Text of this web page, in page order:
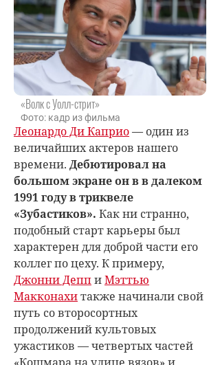
«Волк с Уолл-стрит»
Фото: кадр из фильма
Леонардо Ди Каприо— один из
величайших актеров нашего
времени. Дебютировал на
большом экране он в в далеком
1991 году в триквеле
«Зубастиков». Как ни странно,
подобный старт карьеры был
характерен для доброй части его
коллег по цеху. К примеру,
Джонни ДеппиМэттью
Макконахитакже начинали свой
путь со второсортных
продолжений культовых
ужастиков — четвертых частей